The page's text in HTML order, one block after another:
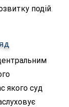
подій.
якого суд